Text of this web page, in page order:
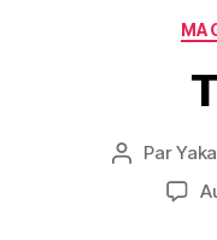
Auteur
l’article
Par